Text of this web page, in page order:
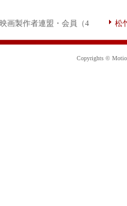
画製作者連盟・会員（4
松
Copyrights ©